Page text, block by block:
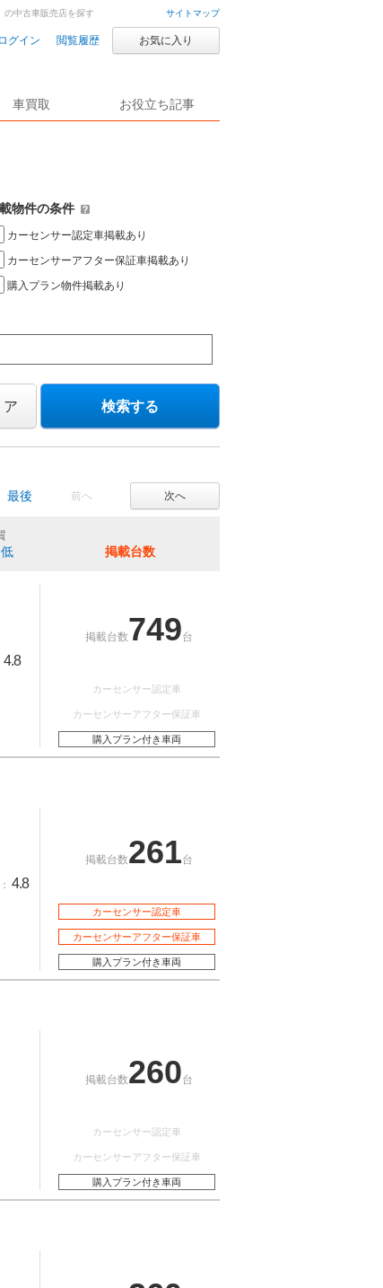
サイトマップ
ログイン 閲覧履歴 お気に入り
車買取 お役立ち記事
の中古車販売店を探す
物件の条件
カーセンサー認定車掲載あり
カーセンサーアフター保証車掲載あり
購入プラン物件掲載あり
ア 検索する
前へ 次へ
最後
低 掲載台数
4.8
掲載台数749台
カーセンサー認定車
カーセンサーアフター保証車
購入プラン付き車両
4.8
掲載台数261台
カーセンサー認定車
カーセンサーアフター保証車
購入プラン付き車両
掲載台数260台
カーセンサー認定車
カーセンサーアフター保証車
購入プラン付き車両